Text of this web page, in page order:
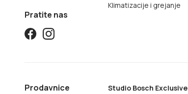
Pratite nas
Klimatizacije i grejanje
Prodavnice Studio Bosch Exclusive